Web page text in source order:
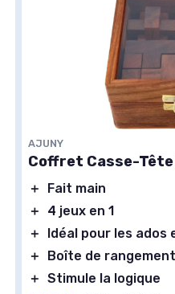
AJUNY
Coffret Casse-Tête
＋
Fait main
＋
4 jeux en 1
＋
Idéal pour les ados
＋
Boîte de
＋ Stimule la logique